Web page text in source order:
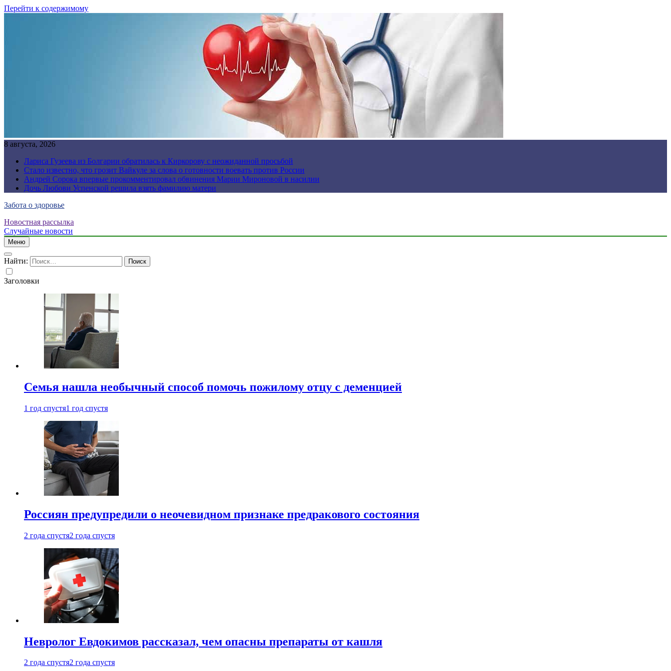
Перейти к содержимому
8 августа, 2026
Лариса Гузеева из Болгарии обратилась к Киркорову с неожиданной просьбой
Стало известно, что грозит Вайкуле за слова о готовности воевать против России
Андрей Сорока впервые прокомментировал обвинения Марии Мироновой в насилии
Дочь Любови Успенской решила взять фамилию матери
Забота о здоровье
Новостная рассылка
Случайные новости
Меню
Найти:
Заголовки
Семья нашла необычный способ помочь пожилому отцу с деменцией
1 год спустя1 год спустя
Россиян предупредили о неочевидном признаке предракового состояния
2 года спустя2 года спустя
Невролог Евдокимов рассказал, чем опасны препараты от кашля
2 года спустя2 года спустя